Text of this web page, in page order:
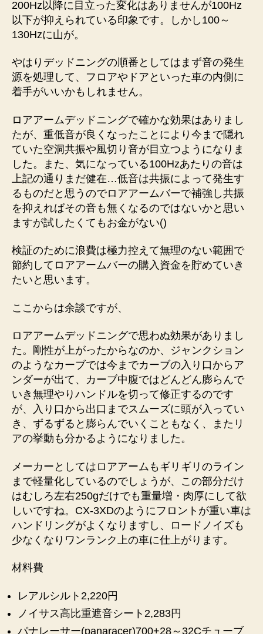
200Hz以降に目立った変化はありませんが100Hz
以下が抑えられている印象です。しかし100～
130Hzに山が。
やはりデッドニングの順番としてはまず音の発生
源を処理して、フロアやドアといった車の内側に
着手がいいかもしれません。
ロアアームデッドニングで確かな効果はありまし
たが、重低音が良くなったことにより今まで隠れ
ていた空洞共振や風切り音が目立つようになりま
した。また、気になっている100Hzあたりの音は
上記の通りまだ健在…低音は共振によって発生す
るものだと思うのでロアアームバーで補強し共振
を抑えればその音も無くなるのではないかと思い
ますが試したくてもお金がない()
検証のために浪費は極力控えて無理のない範囲で
節約してロアアームバーの購入資金を貯めていき
たいと思います。
ここからは余談ですが、
ロアアームデッドニングで思わぬ効果がありまし
た。剛性が上がったからなのか、ジャンクション
のようなカーブでは今までカーブの入り口からア
ンダーが出て、カーブ中腹ではどんどん膨らんで
いき無理やりハンドルを切って修正するのです
が、入り口から出口までスムーズに頭が入ってい
き、ずるずると膨らんでいくこともなく、またリ
アの挙動も分かるようになりました。
メーカーとしてはロアアームもギリギリのライン
まで軽量化しているのでしょうが、この部分だけ
はむしろ左右250gだけでも重量増・肉厚にして欲
しいですね。CX-3XDのようにフロントが重い車は
ハンドリングがよくなりますし、ロードノイズも
少なくなりワンランク上の車に仕上がります。
材料費
レアルシルト2,220円
ノイサス高比重遮音シート2,283円
パナレーサー(panaracer)700+28～32Cチューブ